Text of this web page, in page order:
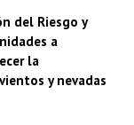
del Riesgo y
a
la
y nevadas